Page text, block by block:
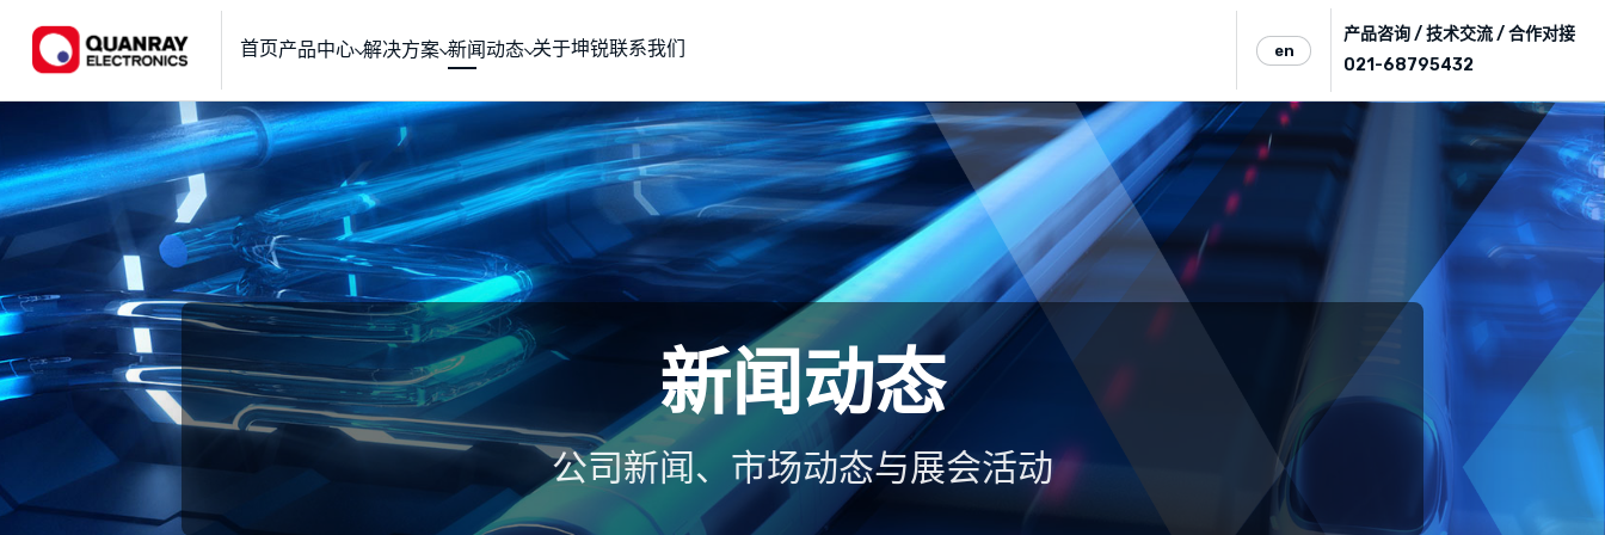
首页产品中心 解决方案 新闻动态 关于坤锐联系我们 en
产品咨询 / 技术交流 / 合作对接
021-68795432
新闻动态
公司新闻、市场动态与展会活动